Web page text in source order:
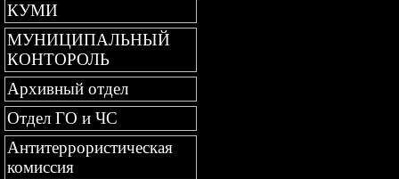
КУМИ
МУНИЦИПАЛЬНЫЙ
КОНТОРОЛЬ
Архивный отдел
Отдел ГО и ЧС
Антитеррористическая
комиссия